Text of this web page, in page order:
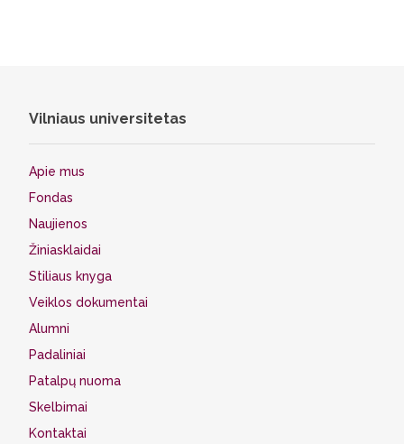
Vilniaus universitetas
Apie mus
Fondas
Naujienos
Žiniasklaidai
Stiliaus knyga
Veiklos dokumentai
Alumni
Padaliniai
Patalpų nuoma
Skelbimai
Kontaktai